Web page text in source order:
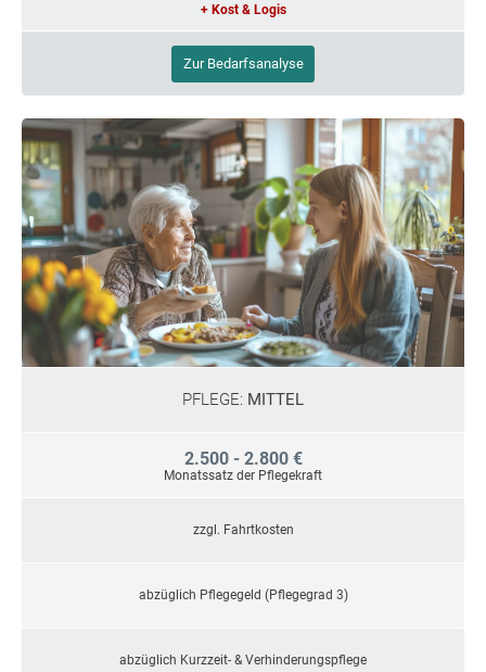
+ Kost & Logis
Zur Bedarfsanalyse
PFLEGE: MITTEL
2.500 - 2.800 €
Monatssatz der Pflegekraft
zzgl. Fahrtkosten
abzüglich Pflegegeld (Pflegegrad 3)
abzüglich Kurzzeit- & Verhinderungspflege